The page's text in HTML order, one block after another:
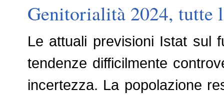
Genitorialità 2024, tutte
Le attuali previsioni Istat sul
tendenze difficilmente
incertezza. La popolazione